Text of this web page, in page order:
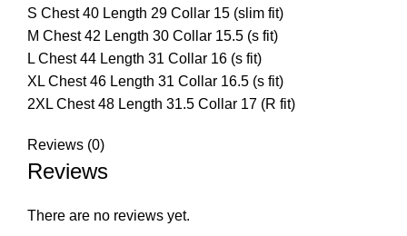
S Chest 40 Length 29 Collar 15 (slim fit)
M Chest 42 Length 30 Collar 15.5 (s fit)
L Chest 44 Length 31 Collar 16 (s fit)
XL Chest 46 Length 31 Collar 16.5 (s fit)
2XL Chest 48 Length 31.5 Collar 17 (R fit)
Reviews (0)
Reviews
There are no reviews yet.